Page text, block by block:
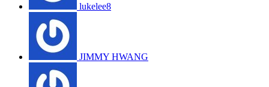
lukelee8
JIMMY HWANG